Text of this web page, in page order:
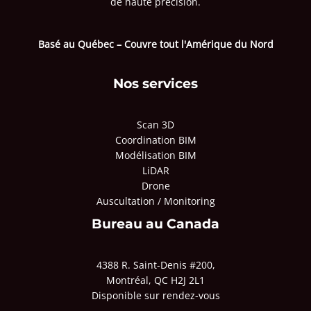
Basé au Québec – Couvre tout l'Amérique du Nord
Nos services
Scan 3D
Coordination BIM
Modélisation BIM
LiDAR
Drone
Auscultation / Monitoring
Bureau au Canada
4388 R. Saint-Denis #200,
Montréal, QC H2J 2L1
Disponible sur rendez-vous